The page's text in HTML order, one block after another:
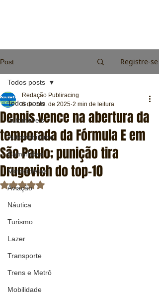
Post Registre-se
Todos posts
Automóveis
Automobilismo
Caminhões
Motocicletas
Aviação
Náutica
Turismo
Lazer
Transporte
Trens e Metrô
Mobilidade
Todos posts
Dennis vence na abertura da
temporada da Fórmula E em
São Paulo; punição tira
Drugovich do top-10
Redação Publiracing
6 de dez. de 2025 2 min de leitura
Avaliado com NaN de 5 estrelas.